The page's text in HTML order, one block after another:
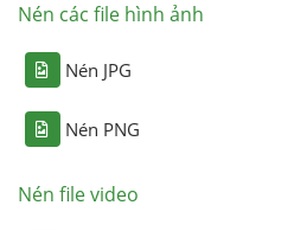
Nén các file hình ảnh
Nén JPG
Nén PNG
Nén file video